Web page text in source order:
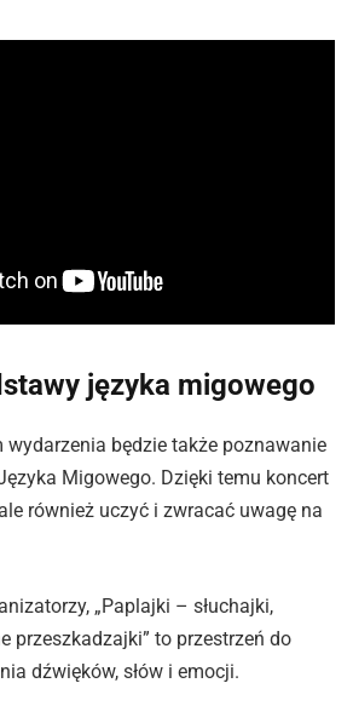
języka migowego
wydarzenia będzie także poznawanie
Migowego. Dzięki temu koncert
również uczyć i zwracać uwagę na
„Paplajki – słuchajki,
przeszkadzajki” to przestrzeń do
dźwięków, słów i emocji.